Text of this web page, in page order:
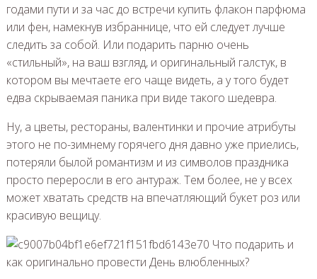
годами пути и за час до встречи купить флакон парфюма
или фен, намекнув избраннице, что ей следует лучше
следить за собой. Или подарить парню очень
«стильный», на ваш взгляд, и оригинальный галстук, в
котором вы мечтаете его чаще видеть, а у того будет
едва скрываемая паника при виде такого шедевра.
Ну, а цветы, рестораны, валентинки и прочие атрибуты
этого не по-зимнему горячего дня давно уже приелись,
потеряли былой романтизм и из символов праздника
просто переросли в его антураж. Тем более, не у всех
может хватать средств на впечатляющий букет роз или
красивую вещицу.